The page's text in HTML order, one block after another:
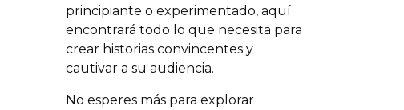
principiante o experimentado, aquí
encontrará todo lo que necesita para
crear historias convincentes y
cautivar a su audiencia.
No esperes más para explorar